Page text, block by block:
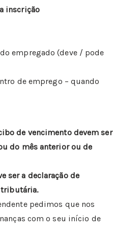
inscrição
empregado (deve / pode
de emprego – quando
de vencimento devem ser
do mês anterior ou de
ser a declaração de
pedimos que nos
com o seu início de